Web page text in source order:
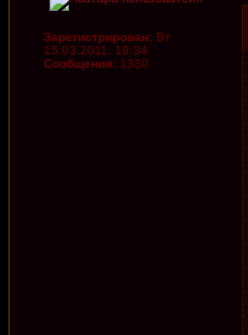
Зарегистрирован: Вт
15.03.2011, 19:34
Сообщения: 1330